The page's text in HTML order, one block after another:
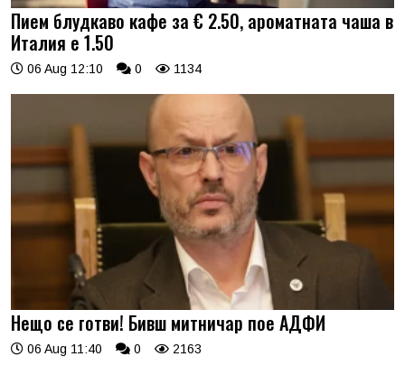
Пием блудкаво кафе за € 2.50, ароматната чаша в
Италия е 1.50
06 Aug 12:10 0 1134
Нещо се готви! Бивш митничар пое АДФИ
06 Aug 11:40 0 2163